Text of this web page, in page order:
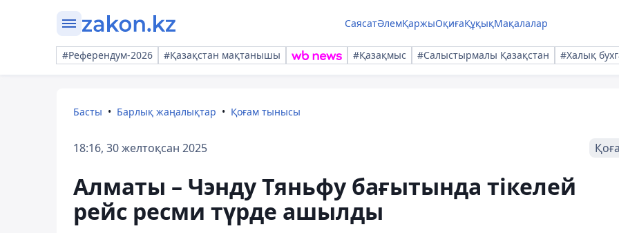
СаясатӘлемҚаржыОқиғаҚұқықМақалалар
#Референдум-2026 #Қазақстан мақтанышы #Қазақмыс #Салыстырмалы Қазақстан #Халық
Басты Барлық жаңалықтар Қоғам тынысы
18:16, 30 желтоқсан 2025
Алматы – Чэнду Тяньфу бағытында тікелей
рейс ресми түрде ашылды